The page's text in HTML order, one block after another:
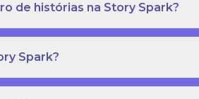
de histórias na Story Spark?
Spark?